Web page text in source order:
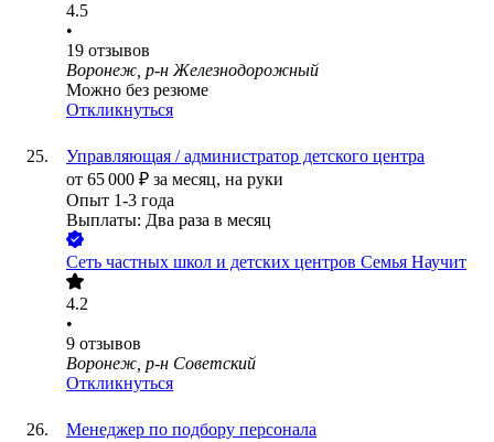
4.5
•
19 отзывов
Воронеж, р-н Железнодорожный
Можно без резюме
Откликнуться
Управляющая / администратор детского центра
от 65 000 ₽ за месяц, на руки
Опыт 1-3 года
Выплаты: Два раза в месяц
Сеть частных школ и детских центров Семья Научит
4.2
•
9 отзывов
Воронеж, р-н Советский
Откликнуться
Менеджер по подбору персонала